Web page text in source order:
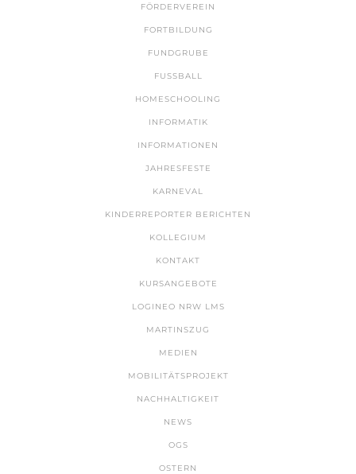
FÖRDERVEREIN
FORTBILDUNG
FUNDGRUBE
FUSSBALL
HOMESCHOOLING
INFORMATIK
INFORMATIONEN
JAHRESFESTE
KARNEVAL
KINDERREPORTER BERICHTEN
KOLLEGIUM
KONTAKT
KURSANGEBOTE
LOGINEO NRW LMS
MARTINSZUG
MEDIEN
MOBILITÄTSPROJEKT
NACHHALTIGKEIT
NEWS
OGS
OSTERN